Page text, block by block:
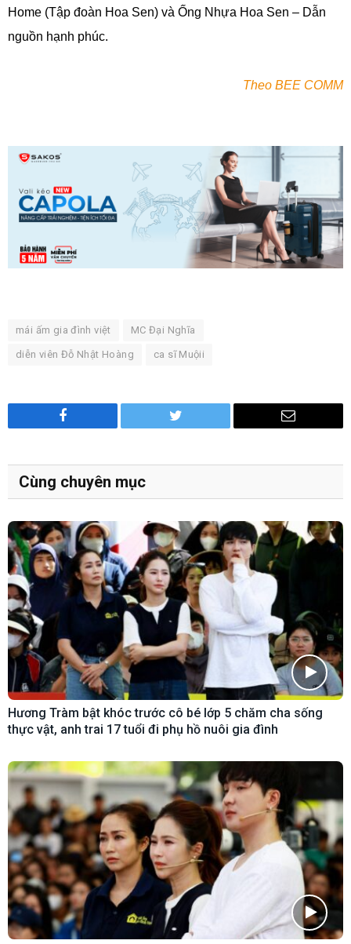
Home (Tập đoàn Hoa Sen) và Ống Nhựa Hoa Sen – Dẫn
nguồn hạnh phúc.
Theo BEE COMM
mái ấm gia đình việt MC Đại Nghĩa
diễn viên Đỗ Nhật Hoàng ca sĩ Muộii
Facebook Twitter Email
Cùng chuyên mục
Hương Tràm bật khóc trước cô bé lớp 5 chăm cha sống
thực vật, anh trai 17 tuổi đi phụ hồ nuôi gia đình